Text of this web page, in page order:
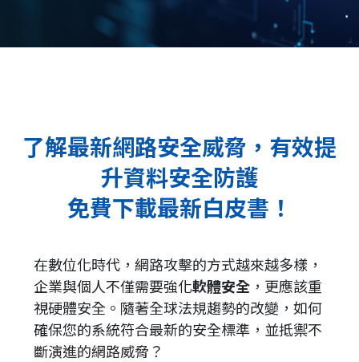
了解最新網路安全威脅，有效提
升資料安全防護
免費下載最新白皮書！
在數位化時代，網路攻擊的方式越來越多樣，
企業與個人不僅需要強化軟體安全 ，更應該重
視硬體安全。隨著全球法規趨勢的改變，如何
確保您的系統符合最新的安全標準，並抵禦不
斷演進的網路威脅？